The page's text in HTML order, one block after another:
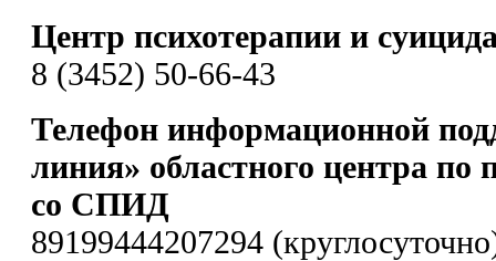
Центр психотерапии и
8 (3452) 50-66-43
Телефон информационной
линия» областного центра по
со СПИД
89199444207294